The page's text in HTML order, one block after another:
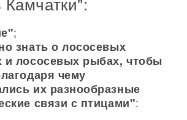
;
знать о лососевых
и лососевых рыбах, чтобы
чему
их разнообразные
связи с птицами":